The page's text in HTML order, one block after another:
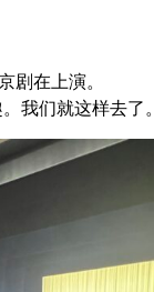
剧在上演。
我们就这样去了。